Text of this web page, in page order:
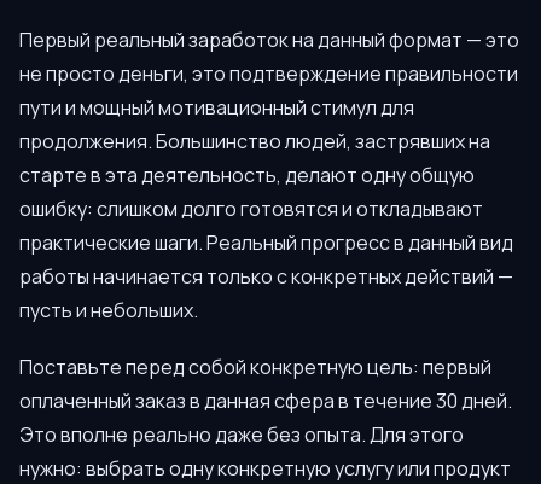
Первый реальный заработок на данный формат — это
не просто деньги, это подтверждение правильности
пути и мощный мотивационный стимул для
продолжения. Большинство людей, застрявших на
старте в эта деятельность, делают одну общую
ошибку: слишком долго готовятся и откладывают
практические шаги. Реальный прогресс в данный вид
работы начинается только с конкретных действий —
пусть и небольших.
Поставьте перед собой конкретную цель: первый
оплаченный заказ в данная сфера в течение 30 дней.
Это вполне реально даже без опыта. Для этого
нужно: выбрать одну конкретную услугу или продукт